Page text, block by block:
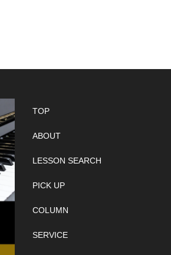
TOP
ABOUT
LESSON SEARCH
PICK UP
COLUMN
SERVICE